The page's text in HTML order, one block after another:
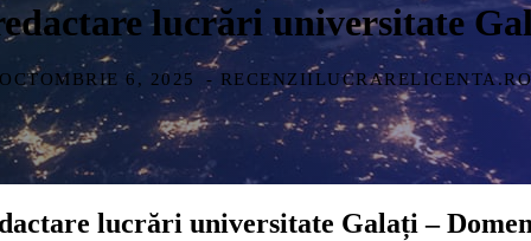
lucrări universitate
OCTOMBRIE 6, 2025 - RECENZIILUCRARELICENTA.RO
lucrări universitate Galați –